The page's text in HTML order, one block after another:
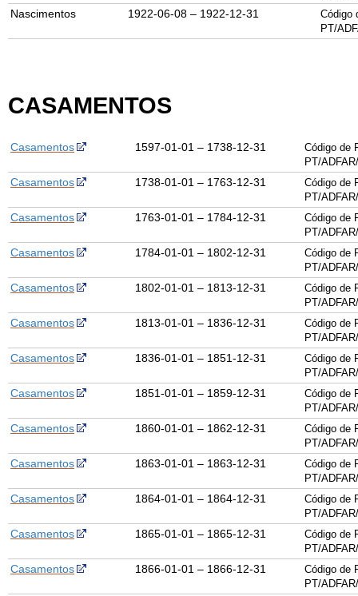
Nascimentos 1922-06-08 – 1922-12-31
Código
PT/
CASAMENTOS
Casamentos 1597-01-01 – 1738-12-31
Código de
PT/
Casamentos 1738-01-01 – 1763-12-31
Código de
PT/
Casamentos 1763-01-01 – 1784-12-31
Código de
PT/
Casamentos 1784-01-01 – 1802-12-31
Código de
PT/
Casamentos 1802-01-01 – 1813-12-31
Código de
PT/
Casamentos 1813-01-01 – 1836-12-31
Código de
PT/
Casamentos 1836-01-01 – 1851-12-31
Código de
PT/
Casamentos 1851-01-01 – 1859-12-31
Código de
PT/
Casamentos 1860-01-01 – 1862-12-31
Código de
PT/
Casamentos 1863-01-01 – 1863-12-31
Código de
PT/
Casamentos 1864-01-01 – 1864-12-31
Código de
PT/
Casamentos 1865-01-01 – 1865-12-31
Código de
PT/
Casamentos 1866-01-01 – 1866-12-31
Código de
PT/